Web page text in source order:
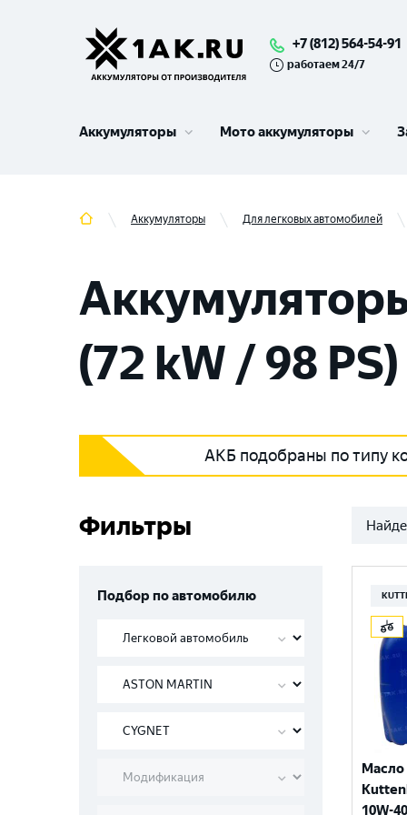
+7 (812) 564-54-91
работаем 24/7
Аккумуляторы Мото аккумуляторы
Аккумуляторы Для легковых автомобилей
(72 kW / 98 PS)
АКБ подобраны по типу
Фильтры
Подбор по автомобилю
10W-